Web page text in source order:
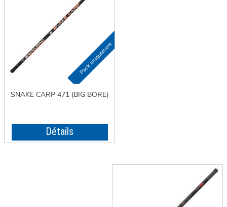
SNAKE CARP 471 (BIG BORE)
Détails